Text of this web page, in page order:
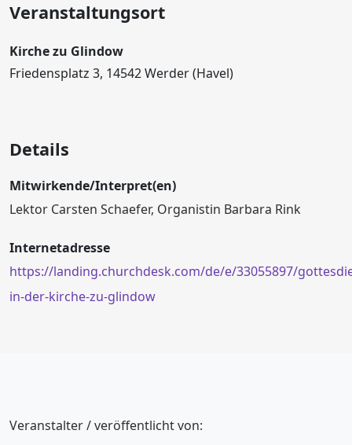
Veranstaltungsort
Kirche zu Glindow
Friedensplatz 3, 14542 Werder (Havel)
Details
Mitwirkende/Interpret(en)
Lektor Carsten Schaefer, Organistin Barbara Rink
Internetadresse
https://landing.churchdesk.com/de/e/33055897/
in-der-kirche-zu-glindow
Veranstalter / veröffentlicht von: